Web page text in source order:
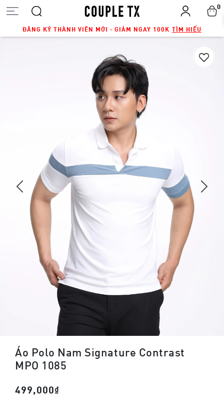
ĐĂNG KÝ THÀNH VIÊN MỚI - GIẢM NGAY 100K TÌM HIỂU
0
Previous
Next
Áo Polo Nam Signature Contrast
MPO 1085
499,000₫